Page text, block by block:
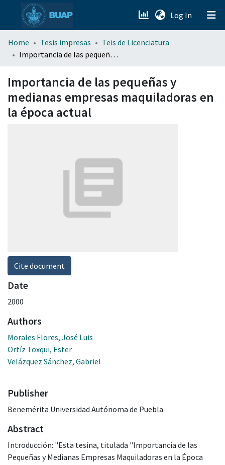
Log In (current)
menu.section.about_menu
Home Tesis impresas
Teis de Licenciatura
Importancia de las pequeñas y medianas empresas maquiladoras en la época actual
Importancia de las pequeñas y
medianas empresas maquiladoras en
la época actual
Cite document
Date
2000
Authors
Morales Flores, José Luis
Ortíz Toxqui, Ester
Velázquez Sánchez, Gabriel
Publisher
Benemérita Universidad Autónoma de Puebla
Abstract
Introducción: "Esta tesina, titulada "Importancia de las
Pequeñas y Medianas Empresas Maquiladoras en la Época